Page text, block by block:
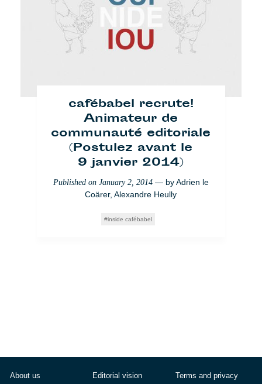
cafébabel recrute!
Animateur de
communauté editoriale
(Postulez avant le
9 janvier 2014)
Published on January 2, 2014— byAdrien le
Coärer,Alexandre Heully
inside cafébabel
About us Editorial vision Terms and privacy